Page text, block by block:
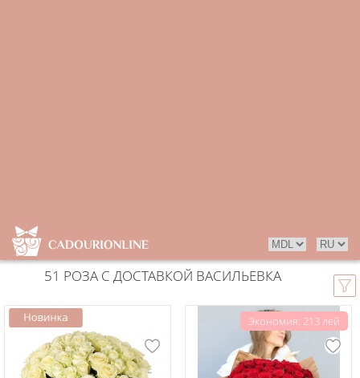
51 РОЗА С ДОСТАВКОЙ ВАСИЛЬЕВКА
Экономия: 213 лей